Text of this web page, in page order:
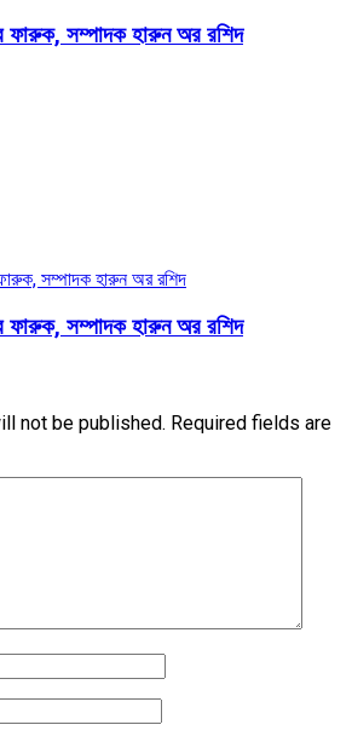
ফারুক, সম্পাদক হারুন অর রশিদ
ফারুক, সম্পাদক হারুন অর রশিদ
not be published. Required fields are